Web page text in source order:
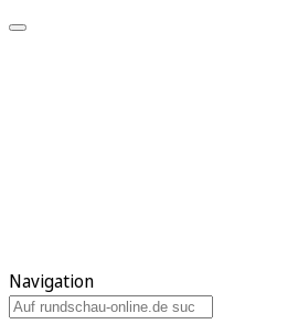
Navigation